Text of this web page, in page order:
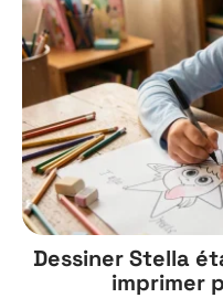
Dessiner Stella
imprimer